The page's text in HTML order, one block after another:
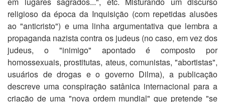
religioso da época da Inquisição (com repetidas alusões
ao "anticristo") e uma linha argumentativa que lembra a
propaganda nazista contra os judeus (no caso, em vez dos
judeus, o "inimigo" apontado é composto por
homossexuais, prostitutas, ateus, comunistas, "abortistas",
usuários de drogas e o governo Dilma), a publicação
descreve uma conspiração satânica internacional para a
criação de uma "nova ordem mundial" que pretende "se